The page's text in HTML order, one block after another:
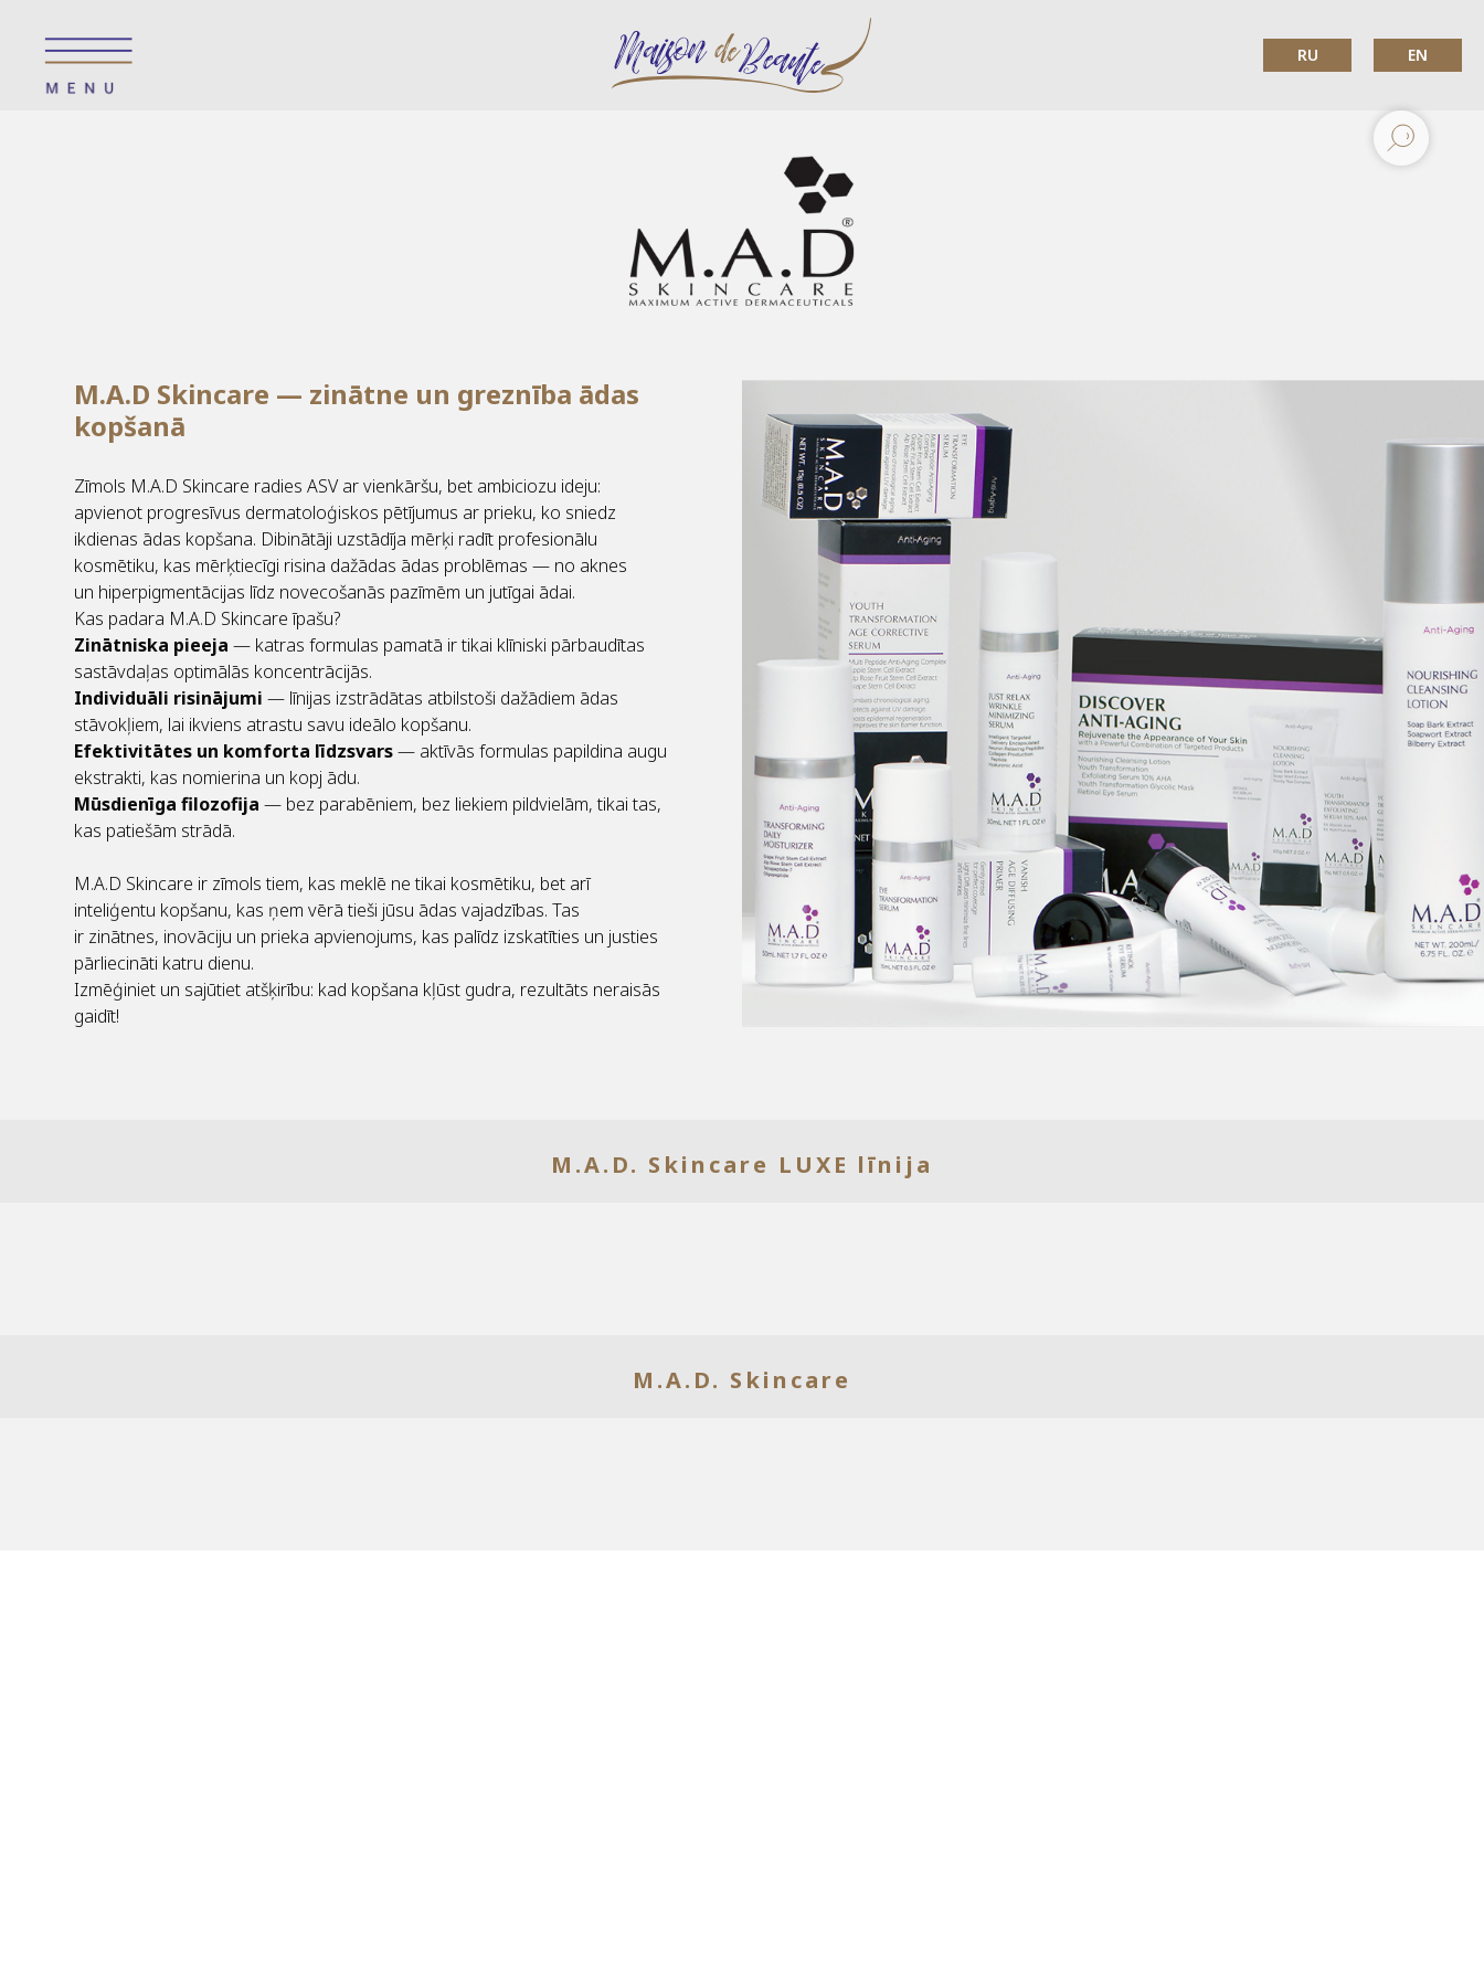
RU EN
M.A.D Skincare — zinātne un greznība ādas
kopšanā
Zīmols M.A.D Skincare radies ASV ar vienkāršu, bet ambiciozu ideju:
apvienot progresīvus dermatoloģiskos pētījumus ar prieku, ko sniedz
ikdienas ādas kopšana. Dibinātāji uzstādīja mērķi radīt profesionālu
kosmētiku, kas mērķtiecīgi risina dažādas ādas problēmas — no aknes
un hiperpigmentācijas līdz novecošanās pazīmēm un jutīgai ādai.
Kas padara M.A.D Skincare īpašu?
Zinātniska pieeja — katras formulas pamatā ir tikai klīniski pārbaudītas
sastāvdaļas optimālās koncentrācijās.
Individuāli risinājumi — līnijas izstrādātas atbilstoši dažādiem ādas
stāvokļiem, lai ikviens atrastu savu ideālo kopšanu.
Efektivitātes un komforta līdzsvars— aktīvās formulas papildina augu
ekstrakti, kas nomierina un kopj ādu.
Mūsdienīga filozofija — bez parabēniem, bez liekiem pildvielām, tikai tas,
kas patiešām strādā.
M.A.D Skincare ir zīmols tiem, kas meklē ne tikai kosmētiku, bet arī
inteliģentu kopšanu, kas ņem vērā tieši jūsu ādas vajadzības. Tas
ir zinātnes, inovāciju un prieka apvienojums, kas palīdz izskatīties un justies
pārliecināti katru dienu.
Izmēģiniet un sajūtiet atšķirību: kad kopšana kļūst gudra, rezultāts neraisās
gaidīt!
M.A.D. Skincare LUXE līnija
M.A.D. Skincare